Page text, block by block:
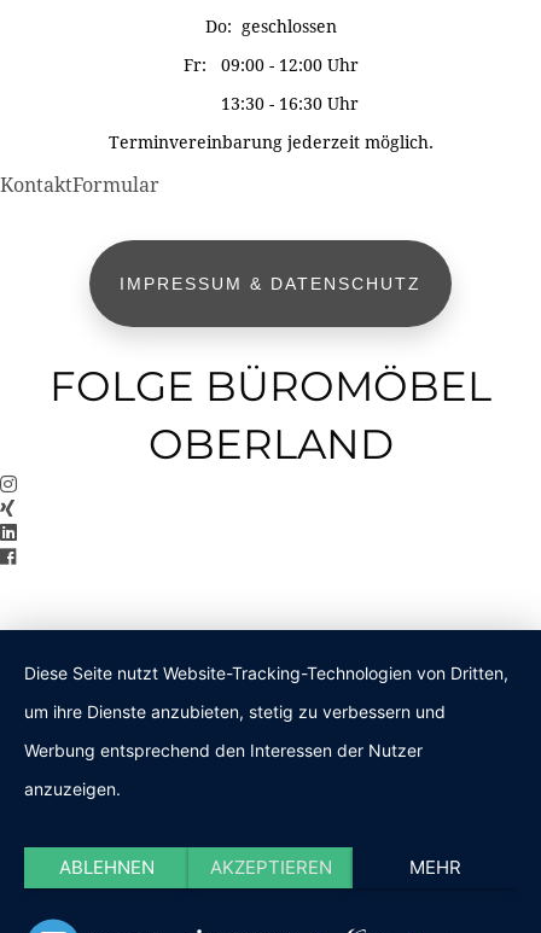
Do: geschlossen
Fr: 09:00 - 12:00 Uhr
13:30 - 16:30 Uhr
Terminvereinbarung jederzeit möglich.
KontaktFormular
IMPRESSUM & DATENSCHUTZ
FOLGE BÜROMÖBEL
OBERLAND
Diese Seite nutzt Website-Tracking-Technologien von Dritten,
um ihre Dienste anzubieten, stetig zu verbessern und
Werbung entsprechend den Interessen der Nutzer
anzuzeigen.
ABLEHNEN AKZEPTIEREN MEHR